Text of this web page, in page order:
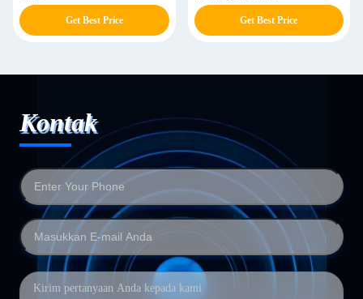
Get Best Price Get Best Price
Kontak